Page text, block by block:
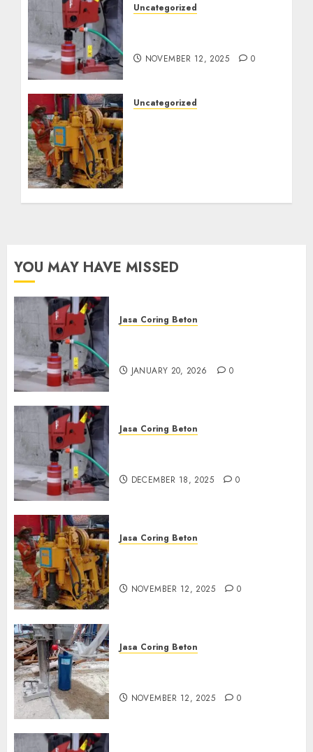
Uncategorized
NOVEMBER 12, 2025 0
Uncategorized
YOU MAY HAVE MISSED
Jasa Coring Beton
JANUARY 20, 2026 0
Jasa Coring Beton
DECEMBER 18, 2025 0
Jasa Coring Beton
NOVEMBER 12, 2025 0
Jasa Coring Beton
NOVEMBER 12, 2025 0